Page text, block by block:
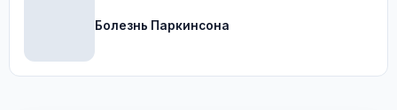
Болезнь Паркинсона